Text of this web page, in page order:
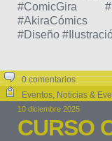
#ComicGira
#AkiraCómics
#Diseño
0 comentarios
Eventos, Noticias &
10 diciembre 2025
CURSO